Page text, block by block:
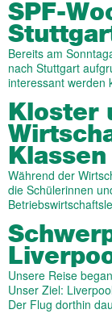
SPF-
Bereits am
nach Stuttgart
interessant werden
Kloster
Klassen
Während der
die Schülerinnen
Unsere Reise
Unser Ziel:
Der Flug dorthin